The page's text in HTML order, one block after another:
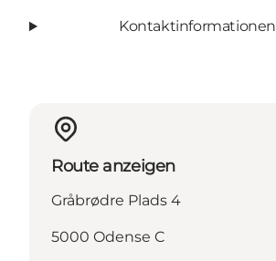
Kontaktinformationen
Route anzeigen
Gråbrødre Plads 4
5000 Odense C